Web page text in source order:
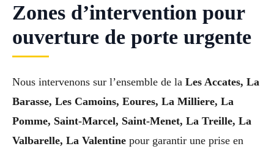
Zones d’intervention pour
ouverture de porte urgente
Nous intervenons sur l’ensemble de la Les Accates, La
Barasse, Les Camoins, Eoures, La Milliere, La
Pomme, Saint-Marcel, Saint-Menet, La Treille, La
Valbarelle, La Valentine pour garantir une prise en